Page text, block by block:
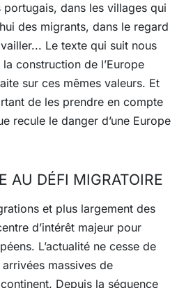
dans les villages qui
des migrants, dans le regard
Le texte qui suit nous
construction de l’Europe
sur ces mêmes valeurs. Et
de les prendre en compte
recule le danger d’une Europe
AU DÉFI MIGRATOIRE
et plus largement des
d’intérêt majeur pour
L’actualité ne cesse de
massives de
Depuis la séquence